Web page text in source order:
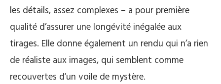
les détails, assez complexes – a pour première
qualité d’assurer une longévité inégalée aux
tirages. Elle donne également un rendu qui n’a rien
de réaliste aux images, qui semblent comme
recouvertes d’un voile de mystère.